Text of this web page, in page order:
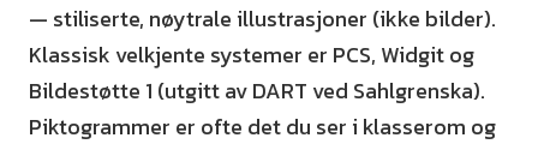
— stiliserte, nøytrale illustrasjoner (ikke bilder).
Klassisk velkjente systemer er PCS, Widgit og
Bildestøtte 1 (utgitt av DART ved Sahlgrenska).
Piktogrammer er ofte det du ser i klasserom og